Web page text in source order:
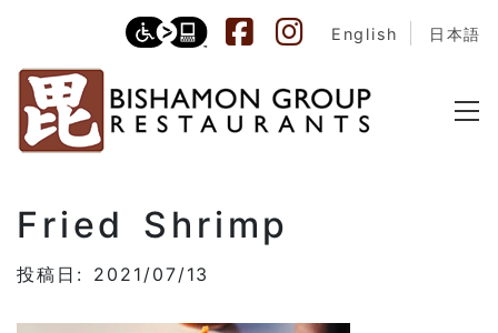
English 日本語
Fried Shrimp
投稿日: 2021/07/13